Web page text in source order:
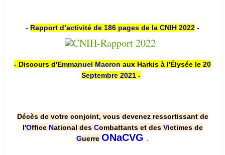
- Rapport d’activité de 186 pages de la CNIH 2022 -
- Discours d'Emmanuel Macron aux Harkis à l'Élysée le 20
Septembre 2021 -
Décès de votre conjoint, vous devenez ressortissant de
l'Office National des Combattants et des Victimes de
Guerre ONaCVG .